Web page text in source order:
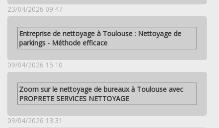
23/04/2026 09:47
Entreprise de nettoyage à Toulouse : Nettoyage de
parkings - Méthode efficace
09/04/2026 15:10
Zoom sur le nettoyage de bureaux à Toulouse avec
PROPRETE SERVICES NETTOYAGE
09/04/2026 13:31